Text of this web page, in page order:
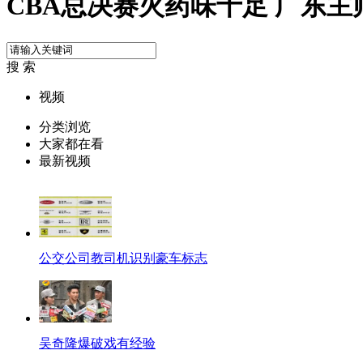
CBA总决赛火药味十足 广东
搜 索
视频
分类浏览
大家都在看
最新视频
公交公司教司机识别豪车标志
吴奇隆爆破戏有经验